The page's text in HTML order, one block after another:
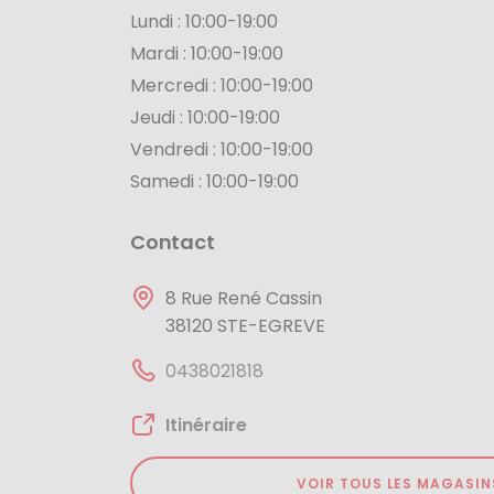
Lundi : 10:00-19:00
Mardi : 10:00-19:00
Mercredi : 10:00-19:00
Jeudi : 10:00-19:00
Vendredi : 10:00-19:00
Samedi : 10:00-19:00
Contact
8 Rue René Cassin
38120 STE-EGREVE
0438021818
Itinéraire
VOIR TOUS LES